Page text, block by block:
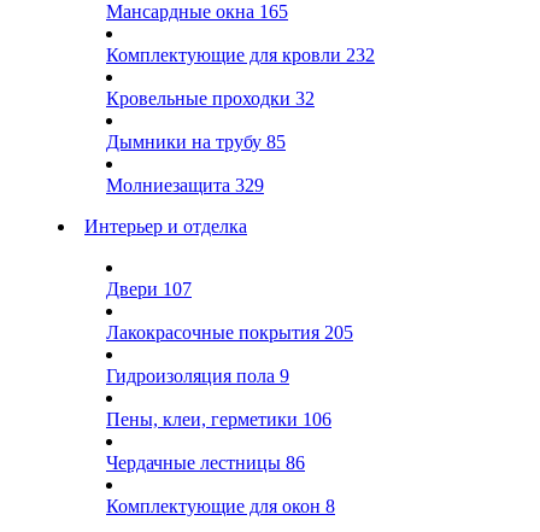
Мансардные окна 165
Комплектующие для кровли 232
Кровельные проходки 32
Дымники на трубу 85
Молниезащита 329
Интерьер и отделка
Двери 107
Лакокрасочные покрытия 205
Гидроизоляция пола 9
Пены, клеи, герметики 106
Чердачные лестницы 86
Комплектующие для окон 8